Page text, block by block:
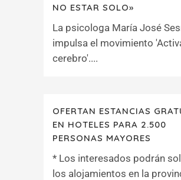
NO ESTAR SOLO»
La psicologa María José
impulsa el movimiento
cerebro'....
OFERTAN ESTANCIAS
EN HOTELES PARA 2.500
PERSONAS MAYORES
* Los interesados podrán
los alojamientos en la